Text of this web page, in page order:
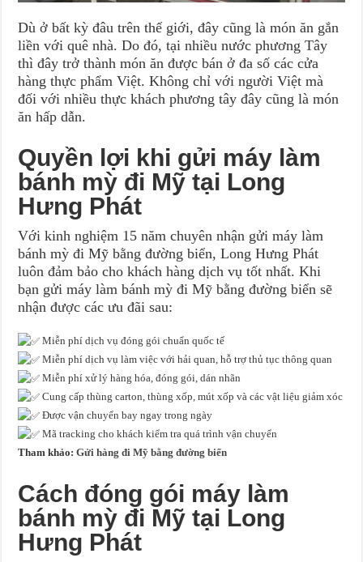
Dù ở bất kỳ đâu trên thế giới, đây cũng là món ăn gắn
liền với quê nhà. Do đó, tại nhiều nước phương Tây
thì đây trở thành món ăn được bán ở đa số các cửa
hàng thực phẩm Việt. Không chỉ với người Việt mà
đối với nhiều thực khách phương tây đây cũng là món
ăn hấp dẫn.
Quyền lợi khi gửi máy làm
bánh mỳ đi Mỹ tại Long
Hưng Phát
Với kinh nghiệm 15 năm chuyên nhận gửi máy làm
bánh mỳ đi Mỹ bằng đường biển, Long Hưng Phát
luôn đảm bảo cho khách hàng dịch vụ tốt nhất. Khi
bạn gửi máy làm bánh mỳ đi Mỹ bằng đường biển sẽ
nhận được các ưu đãi sau:
Miễn phí dịch vụ đóng gói chuẩn quốc tế
Miễn phí dịch vụ làm việc với hải quan, hỗ trợ thủ tục thông quan
Miễn phí xử lý hàng hóa, đóng gói, dán nhãn
Cung cấp thùng carton, thùng xốp, mút xốp và các vật liệu giảm xóc
Được vận chuyển bay ngay trong ngày
Mã tracking cho khách kiểm tra quá trình vận chuyển
Tham khảo:Gửi hàng đi Mỹ bằng đường biển
Cách đóng gói máy làm
bánh mỳ đi Mỹ tại Long
Hưng Phát